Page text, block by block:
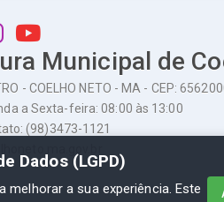
Municipal de
- COELHO NETO - MA - CEP:
a Sexta-feira: 08:00 às 13:00
(98)3473-1121
Dados (LGPD)
melhorar a sua experiência. Este